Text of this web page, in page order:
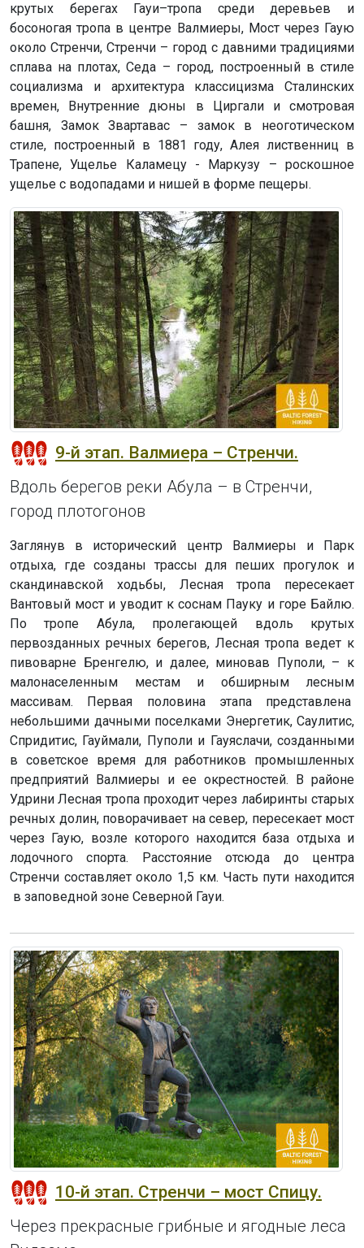
крутых берегах Гауи–тропа среди деревьев и
босоногая тропа в центре Валмиеры, Мост через Гаую
около Стренчи, Стренчи – город с давними традициями
сплава на плотах, Седа – город, построенный в стиле
социализма и архитектура классицизма Сталинских
времен, Внутренние дюны в Циргали и смотровая
башня, Замок Звартавас – замок в неоготическом
стиле, построенный в 1881 году, Алея лиственниц в
Трапене, Ущелье Каламецу - Маркузу – роскошное
ущелье с водопадами и нишей в форме пещеры.
9-й этап. Валмиера – Стренчи.
Вдоль берегов реки Абула – в Стренчи,
город плотогонов
Заглянув в исторический центр Валмиеры и Парк
отдыха, где созданы трассы для пеших прогулок и
скандинавской ходьбы, Лесная тропа пересекает
Вантовый мост и уводит к соснам Пауку и горе Байлю.
По тропе Абула, пролегающей вдоль крутых
первозданных речных берегов, Лесная тропа ведет к
пивоварне Бренгелю, и далее, миновав Пуполи, – к
малонаселенным местам и обширным лесным
массивам. Первая половина этапа представлена
небольшими дачными поселками Энергетик, Саулитис,
Спридитис, Гауймали, Пуполи и Гауяслачи, созданными
в советское время для работников промышленных
предприятий Валмиеры и ее окрестностей. В районе
Удрини Лесная тропа проходит через лабиринты старых
речных долин, поворачивает на север, пересекает мост
через Гаую, возле которого находится база отдыха и
лодочного спорта. Расстояние отсюда до центра
Стренчи составляет около 1,5 км. Часть пути находится
в заповедной зоне Северной Гауи.
10-й этап. Стренчи – мост Спицу.
Через прекрасные грибные и ягодные леса